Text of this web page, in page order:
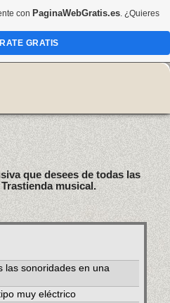
que desees de todas las
musical.
las sonoridades en una
muy eléctrico
con PaginaWebGratis.es. ¿Quieres
GRATIS